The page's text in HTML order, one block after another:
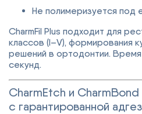
Не полимеризуется под
CharmFil Plus подходит для
классов (I–V), формирования
решений в ортодонтии.
секунд.
CharmEtch и
с гарантированной